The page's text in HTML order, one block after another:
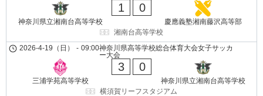
神奈川県立湘南台高等学校
1 0
慶應義塾湘南藤沢高等部
湘南台高等学校
神奈川県高等学校総合体育大会女子サッカ
ー大会
2026-4-19（日） - 09:00
三浦学苑高等学校
3 0
神奈川県立湘南台高等学校
横須賀リーフスタジアム